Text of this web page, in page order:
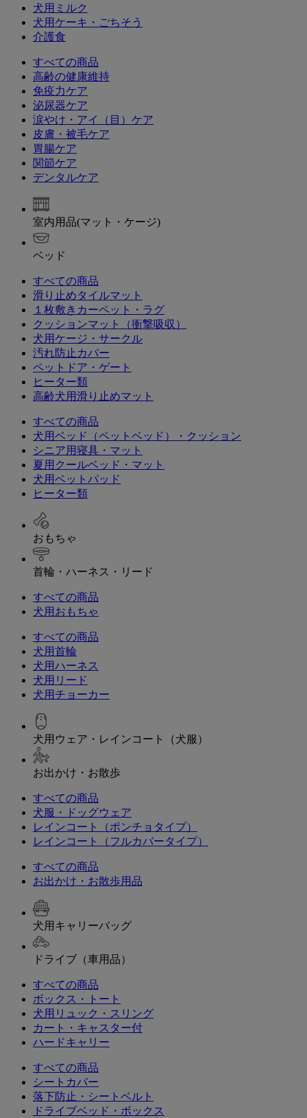
犬用ミルク
犬用ケーキ・ごちそう
介護食
すべての商品
高齢の健康維持
免疫力ケア
泌尿器ケア
涙やけ・アイ（目）ケア
皮膚・被毛ケア
胃腸ケア
関節ケア
デンタルケア
室内用品(マット・ケージ)
ベッド
すべての商品
滑り止めタイルマット
１枚敷きカーペット・ラグ
クッションマット（衝撃吸収）
犬用ケージ・サークル
汚れ防止カバー
ペットドア・ゲート
ヒーター類
高齢犬用滑り止めマット
すべての商品
犬用ベッド（ペットベッド）・クッション
シニア用寝具・マット
夏用クールベッド・マット
犬用ベットパッド
ヒーター類
おもちゃ
首輪・ハーネス・リード
すべての商品
犬用おもちゃ
すべての商品
犬用首輪
犬用ハーネス
犬用リード
犬用チョーカー
犬用ウェア・レインコート（犬服）
お出かけ・お散歩
すべての商品
犬服・ドッグウェア
レインコート（ポンチョタイプ）
レインコート（フルカバータイプ）
すべての商品
お出かけ・お散歩用品
犬用キャリーバッグ
ドライブ（車用品）
すべての商品
ボックス・トート
犬用リュック・スリング
カート・キャスター付
ハードキャリー
すべての商品
シートカバー
落下防止・シートベルト
ドライブベッド・ボックス